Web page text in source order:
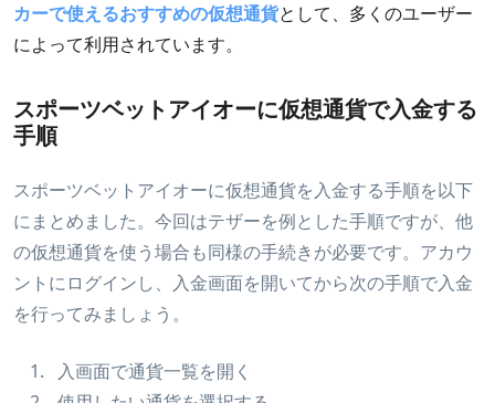
カーで使えるおすすめの仮想通貨として、多くのユーザー
によって利用されています。
スポーツベットアイオーに仮想通貨で入金する
手順
スポーツベットアイオーに仮想通貨を入金する手順を以下
にまとめました。今回はテザーを例とした手順ですが、他
の仮想通貨を使う場合も同様の手続きが必要です。アカウ
ントにログインし、入金画面を開いてから次の手順で入金
を行ってみましょう。
入画面で通貨一覧を開く